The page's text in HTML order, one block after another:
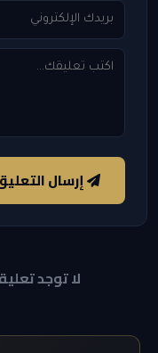
إرسال
لا توجد